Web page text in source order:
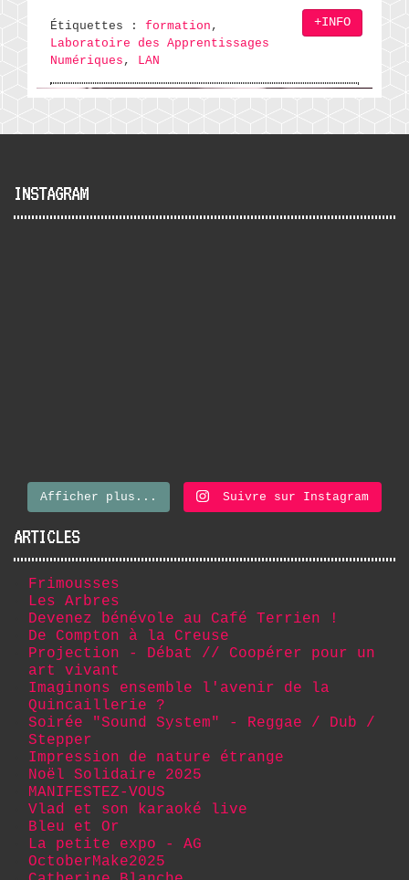
Étiquettes : formation ,
Laboratoire des Apprentissages
Numériques , LAN
+INFO
INSTAGRAM
Afficher plus... Suivre sur Instagram
ARTICLES
Frimousses
Les Arbres
Devenez bénévole au Café Terrien !
De Compton à la Creuse
Projection - Débat // Coopérer pour un
art vivant
Imaginons ensemble l'avenir de la
Quincaillerie ?
Soirée "Sound System" - Reggae / Dub /
Stepper
Impression de nature étrange
Noël Solidaire 2025
MANIFESTEZ-VOUS
Vlad et son karaoké live
Bleu et Or
La petite expo - AG
OctoberMake2025